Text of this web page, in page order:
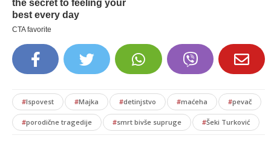
#Ispovest #Majka #detinjstvo #maćeha #pevač
#porodične tragedije #smrt bivše supruge #Šeki Turković